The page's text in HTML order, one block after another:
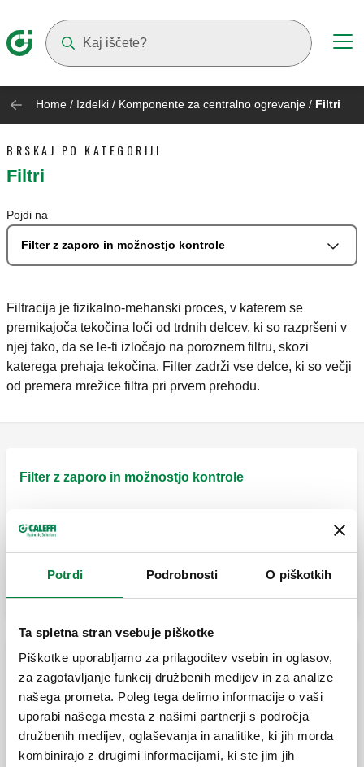
Potrdi Podrobnosti O piškotkih
Ta spletna stran vsebuje piškotke
Piškotke uporabljamo za prilagoditev vsebin in oglasov,
za zagotavljanje funkcij družbenih medijev in za analize
našega prometa. Poleg tega delimo informacije o vaši
uporabi našega mesta z našimi partnerji s področja
družbenih medijev, oglaševanja in analitike, ki jih morda
kombinirajo z drugimi informacijami, ki ste jim jih
Home / Izdelki / Komponente za centralno ogrevanje / Filtri
BRSKAJ PO KATEGORIJI
Filtri
Pojdi na
Filter z zaporo in možnostjo kontrole
Filtracija je fizikalno-mehanski proces, v katerem se
premikajoča tekočina loči od trdnih delcev, ki so razpršeni v
njej tako, da se le-ti izločajo na poroznem filtru, skozi
katerega prehaja tekočina. Filter zadrži vse delce, ki so večji
od premera mrežice filtra pri prvem prehodu.
Filter z zaporo in možnostjo kontrole
Filtri z navojnimi priključki za sisteme za STV /
ogrevalne sisteme
Y-filter.